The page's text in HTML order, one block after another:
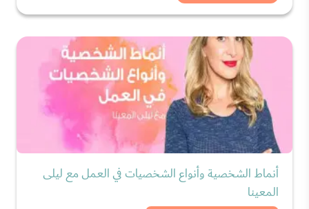
أنماط الشخصية وأنواع الشخصيات في العمل مع ليلى
المعينا